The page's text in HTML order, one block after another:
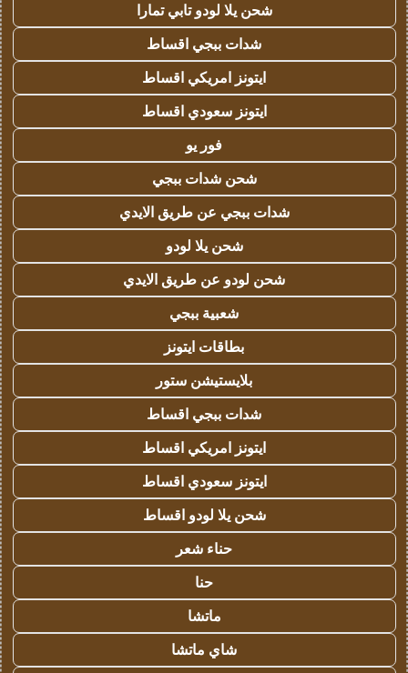
شحن يلا لودو تابي تمارا
شدات ببجي اقساط
ايتونز امريكي اقساط
ايتونز سعودي اقساط
فور يو
شحن شدات ببجي
شدات ببجي عن طريق الايدي
شحن يلا لودو
شحن لودو عن طريق الايدي
شعبية ببجي
بطاقات ايتونز
بلايستيشن ستور
شدات ببجي اقساط
ايتونز امريكي اقساط
ايتونز سعودي اقساط
شحن يلا لودو اقساط
حناء شعر
حنا
ماتشا
شاي ماتشا